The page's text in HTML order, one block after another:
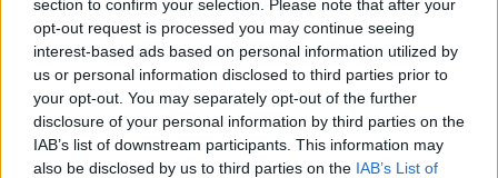
section to confirm your selection. Please note that after your
opt-out request is processed you may continue seeing
interest-based ads based on personal information utilized by
us or personal information disclosed to third parties prior to
your opt-out. You may separately opt-out of the further
disclosure of your personal information by third parties on the
IAB’s list of downstream participants. This information may
also be disclosed by us to third parties on the IAB’s List of
ΑΘΛΗΤΙΣΜΟΣ μπάσκετ Άρης Basket League EuroCup